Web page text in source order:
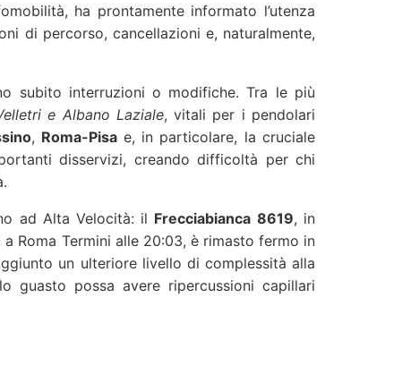
ha prontamente informato l’utenza
di percorso, cancellazioni e, naturalmente,
subito interruzioni o modifiche. Tra le più
e Albano Laziale, vitali per i pendolari
, Roma-Pisae, in particolare, la cruciale
disservizi, creando difficoltà per chi
ad Alta Velocità: il Frecciabianca 8619, in
Roma Termini alle 20:03, è rimasto fermo in
un ulteriore livello di complessità alla
guasto possa avere ripercussioni capillari